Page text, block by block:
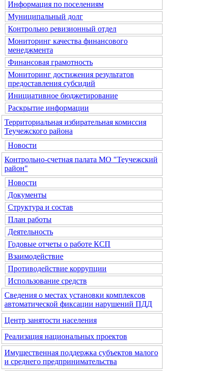
Информация по поселениям
Муниципальный долг
Контрольно ревизионный отдел
Мониторинг качества финансового
менеджмента
Финансовая грамотность
Мониторинг достижения результатов
предоставления субсидий
Инициативное бюджетирование
Раскрытие информации
Территориальная избирательная комиссия
Теучежского района
Новости
Контрольно-счетная палата МО "Теучежский
район"
Новости
Документы
Структура и состав
План работы
Деятельность
Годовые отчеты о работе КСП
Взаимодействие
Противодействие коррупции
Использование средств
Сведения о местах установки комплексов
автоматической фиксации нарушений ПДД
Центр занятости населения
Реализация национальных проектов
Имущественная поддержка субъектов малого
и среднего предпринимательства